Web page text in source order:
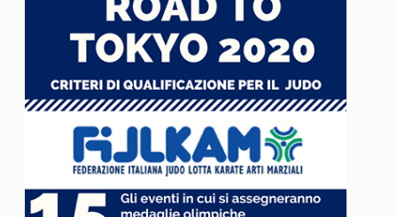
S'istrumpa
News
Calendario Attività
Difesa Personale MGA
La disciplina
News
Merchandising
Mappa del sito
Cerca
Contatti
News
Cookies Accept